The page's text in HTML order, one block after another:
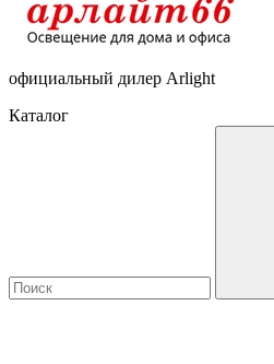
официальный дилер Arlight
Каталог